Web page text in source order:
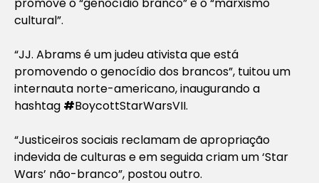
cultural”.
“JJ. Abrams é um judeu ativista que está
promovendo o genocídio dos brancos”, tuitou um
internauta norte-americano, inaugurando a
hashtag #BoycottStarWarsVII.
“Justiceiros sociais reclamam de apropriação
indevida de culturas e em seguida criam um ‘Star
Wars’ não-branco”, postou outro.